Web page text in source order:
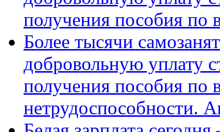
получения пособия по
Более тысячи
добровольную уплату
получения пособия по
нетрудоспособности.